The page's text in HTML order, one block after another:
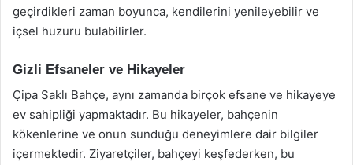
geçirdikleri zaman boyunca, kendilerini yenileyebilir ve
içsel huzuru bulabilirler.
Gizli Efsaneler ve Hikayeler
Çipa Saklı Bahçe, aynı zamanda birçok efsane ve hikayeye
ev sahipliği yapmaktadır. Bu hikayeler, bahçenin
kökenlerine ve onun sunduğu deneyimlere dair bilgiler
içermektedir. Ziyaretçiler, bahçeyi keşfederken, bu